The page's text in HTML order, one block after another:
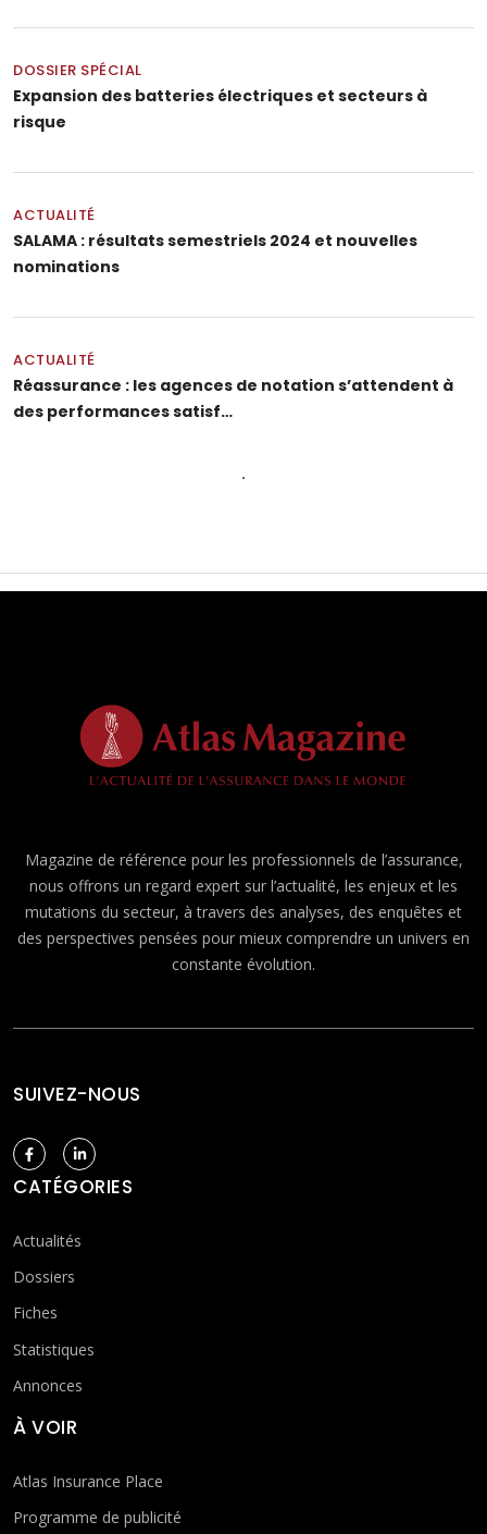
DOSSIER SPÉCIAL
Expansion des batteries électriques et secteurs à
risque
ACTUALITÉ
SALAMA : résultats semestriels 2024 et nouvelles
nominations
ACTUALITÉ
Réassurance : les agences de notation s’attendent à
des performances satisf…
Magazine de référence pour les professionnels de l’assurance,
nous offrons un regard expert sur l’actualité, les enjeux et les
mutations du secteur, à travers des analyses, des enquêtes et
des perspectives pensées pour mieux comprendre un univers en
constante évolution.
SUIVEZ-NOUS
CATÉGORIES
Actualités
Dossiers
Fiches
Statistiques
Annonces
À VOIR
Atlas Insurance Place
Programme de publicité